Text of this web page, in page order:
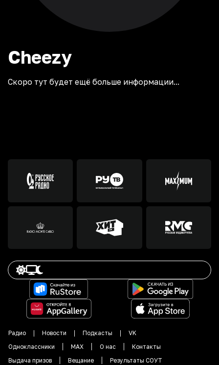
Cheezy
Скоро тут будет ещё больше информации...
Радио Новости Подкасты
VK
Одноклассники
MAX О нас
Контакты
Выдача призов
Вещание Результаты СОУТ